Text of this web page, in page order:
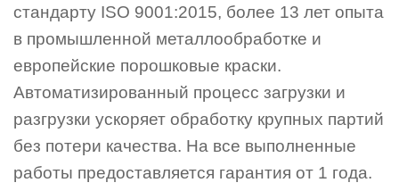
стандарту ISO 9001:2015, более 13 лет опыта
в промышленной металлообработке и
европейские порошковые краски.
Автоматизированный процесс загрузки и
разгрузки ускоряет обработку крупных партий
без потери качества. На все выполненные
работы предоставляется гарантия от 1 года.